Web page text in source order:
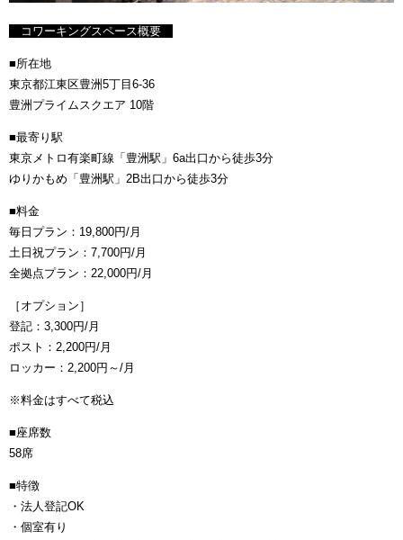
コワーキングスペース概要
■所在地
東京都江東区豊洲5丁目6-36
豊洲プライムスクエア 10階
■最寄り駅
東京メトロ有楽町線「豊洲駅」6a出口から徒歩3分
ゆりかもめ「豊洲駅」2B出口から徒歩3分
■料金
毎日プラン：19,800円/月
土日祝プラン：7,700円/月
全拠点プラン：22,000円/月
［オプション］
登記：3,300円/月
ポスト：2,200円/月
ロッカー：2,200円～/月
※料金はすべて税込
■座席数
58席
■特徴
・法人登記OK
・個室有り